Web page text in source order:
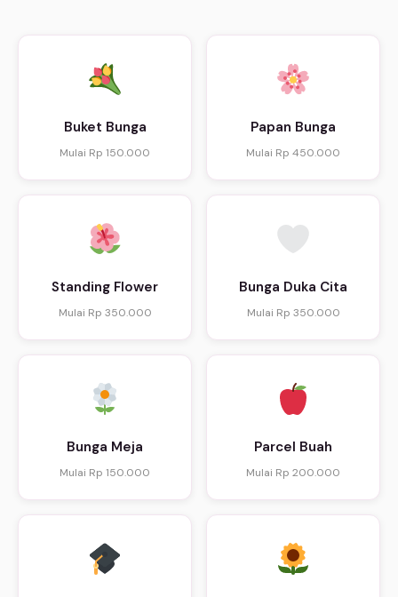
Buket Bunga
Mulai Rp 150.000
Papan Bunga
Mulai Rp 450.000
Standing Flower
Mulai Rp 350.000
Bunga Duka Cita
Mulai Rp 350.000
Bunga Meja
Mulai Rp 150.000
Parcel Buah
Mulai Rp 200.000